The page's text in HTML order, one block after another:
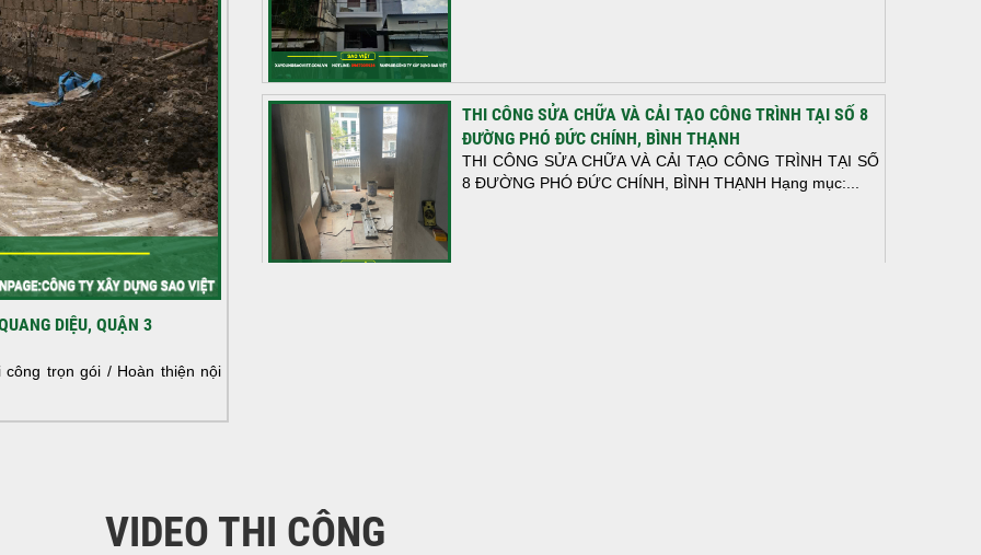
DIỆU, QUẬN 3
trọn gói / Hoàn thiện nội
THI CÔNG SỬA CHỮA VÀ CẢI TẠO CÔNG TRÌNH TẠI SỐ 8
ĐƯỜNG PHÓ ĐỨC CHÍNH, BÌNH THẠNH
THI CÔNG SỬA CHỮA VÀ CẢI TẠO CÔNG TRÌNH TẠI SỐ
8 ĐƯỜNG PHÓ ĐỨC CHÍNH, BÌNH THẠNH Hạng mục:...
VIDEO THI CÔNG